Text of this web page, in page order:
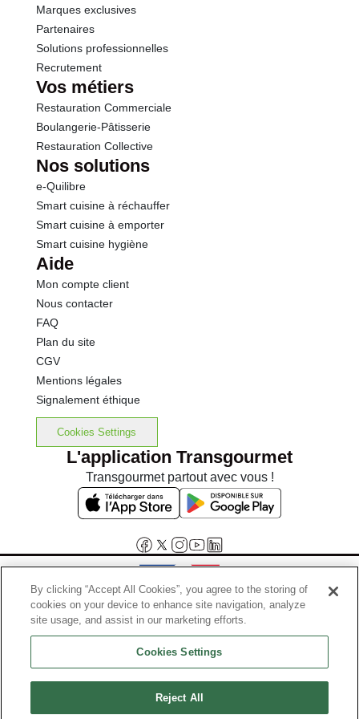
Marques exclusives
Partenaires
Solutions professionnelles
Recrutement
Vos métiers
Restauration Commerciale
Boulangerie-Pâtisserie
Restauration Collective
Nos solutions
e-Quilibre
Smart cuisine à réchauffer
Smart cuisine à emporter
Smart cuisine hygiène
Aide
Mon compte client
Nous contacter
FAQ
Plan du site
CGV
Mentions légales
Signalement éthique
Cookies Settings
L'application Transgourmet
Transgourmet partout avec vous !
Interdiction de vente de boissons alcooliques aux mineurs de
moins de 18 ans
La preuve de majorité de l'acheteur est exigée au moment de la vente
Code de la santé publique, Aar.l.3342-1 et l.3353-3
By clicking “Accept All Cookies”, you agree to the storing of
cookies on your device to enhance site navigation, analyze
site usage, and assist in our marketing efforts.
Cookies Settings
Reject All